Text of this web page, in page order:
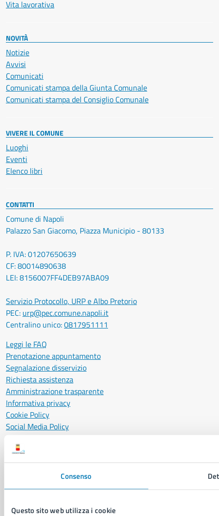
Consenso
Questo sito web utilizza i cookie
Vita lavorativa
NOVITÀ
Notizie
Avvisi
Comunicati
Comunicati stampa della Giunta Comunale
Comunicati stampa del Consiglio Comunale
VIVERE IL COMUNE
Luoghi
Eventi
Elenco libri
CONTATTI
Comune di Napoli
Palazzo San Giacomo, Piazza Municipio - 80133
P. IVA: 01207650639
CF: 80014890638
LEI: 8156007FF4DEB97ABA09
Servizio Protocollo, URP e Albo Pretorio
PEC: urp@pec.comune.napoli.it
Centralino unico:0817951111
Leggi le FAQ
Prenotazione appuntamento
Segnalazione disservizio
Richiesta assistenza
Amministrazione trasparente
Informativa privacy
Cookie Policy
Social Media Policy
Notifica atti giudiziari
Segnalazione problemi di accessibilità